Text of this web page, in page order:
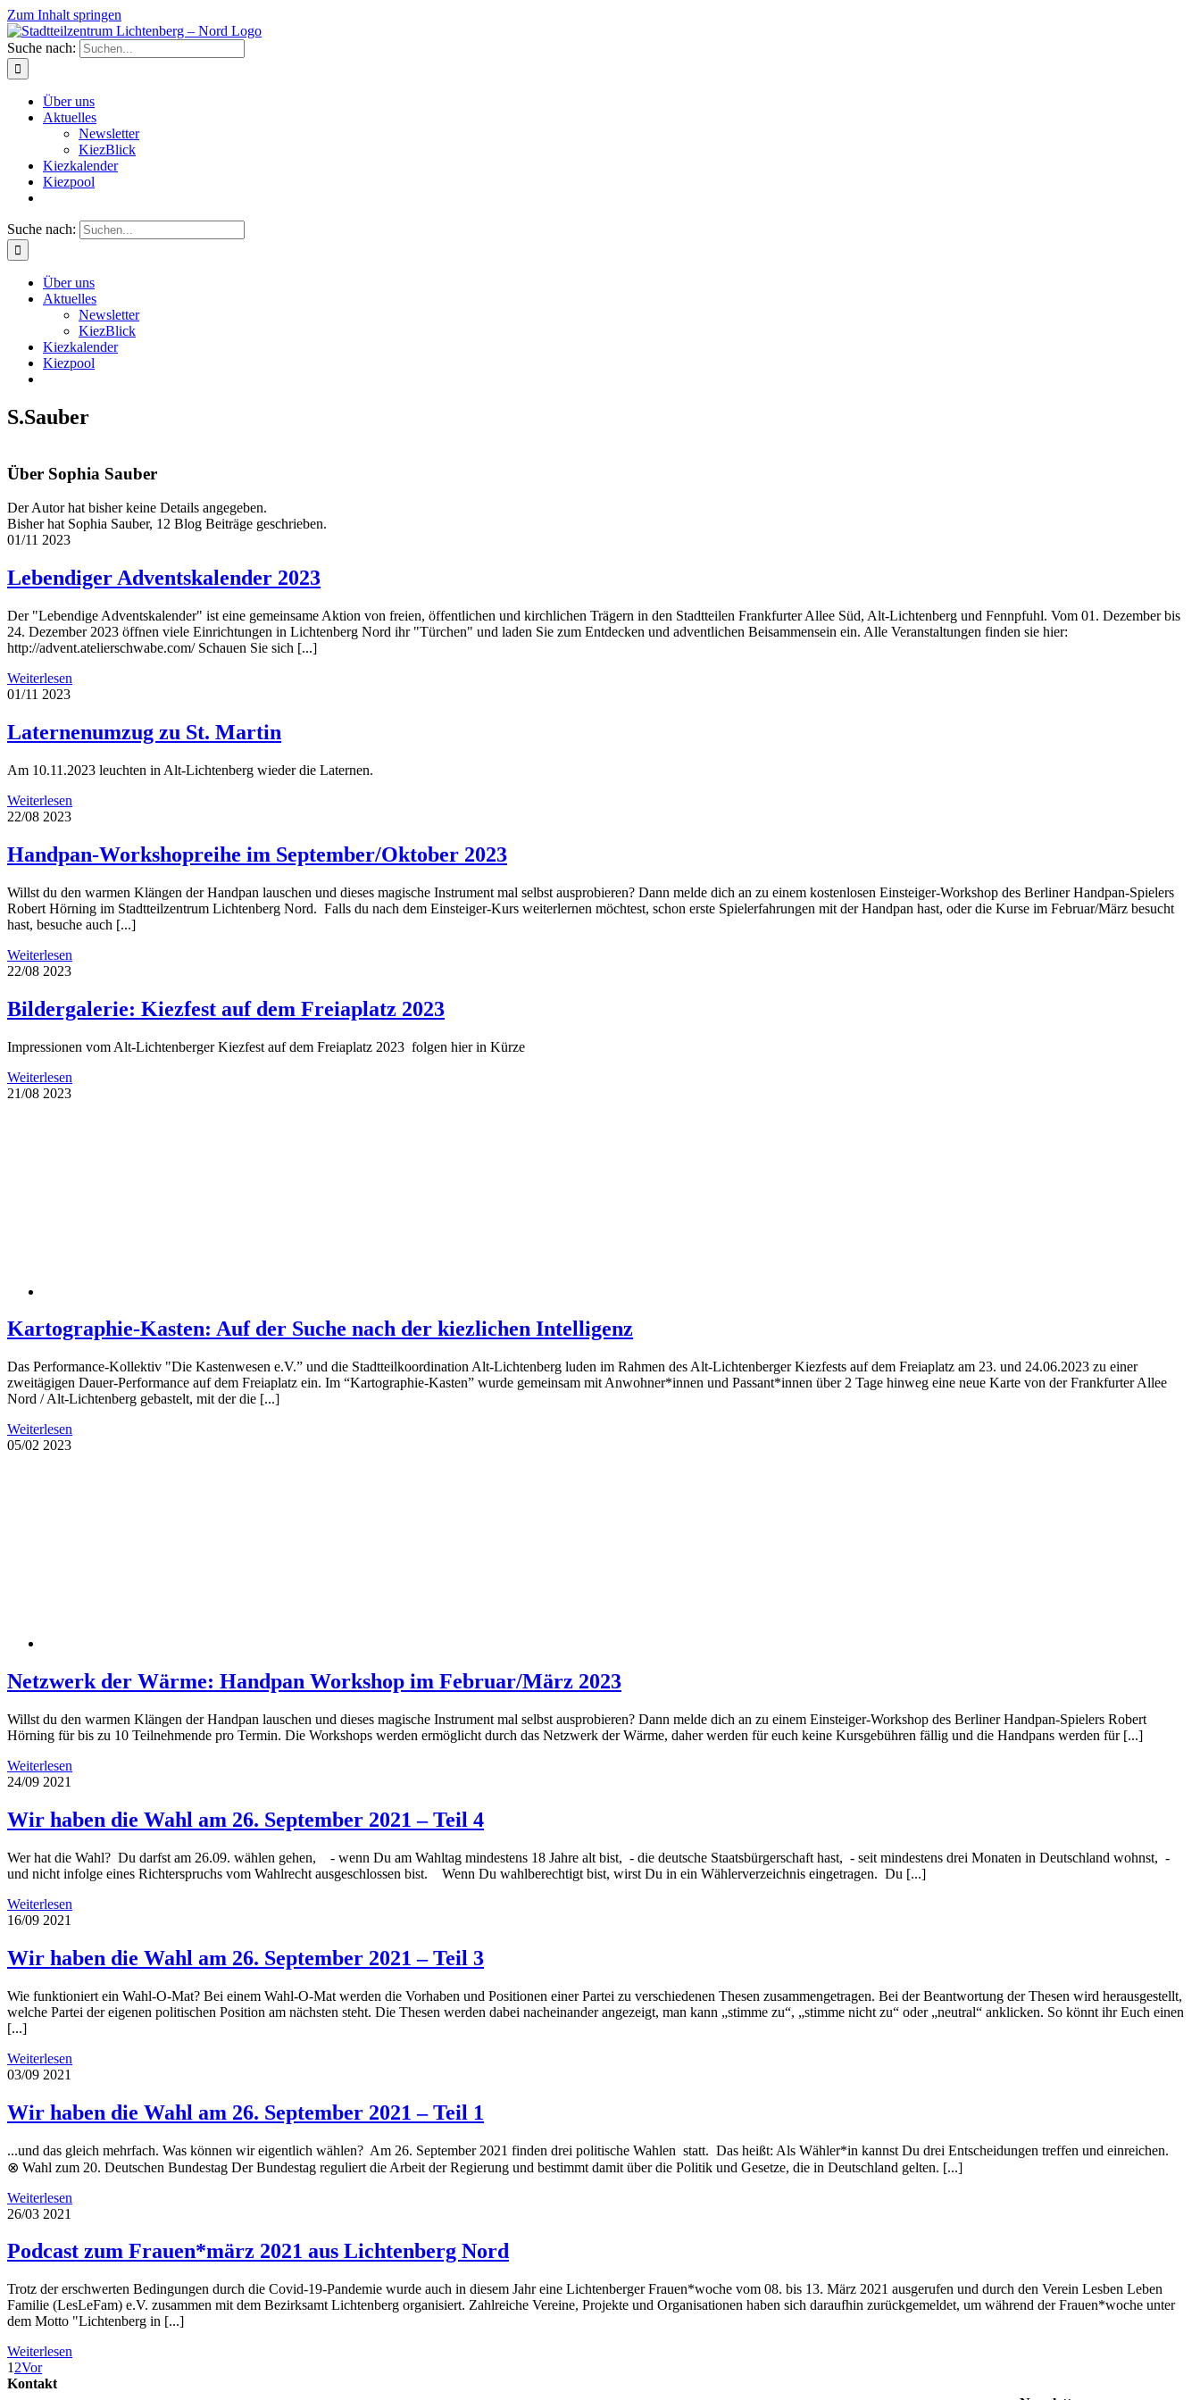
Zum Inhalt springen
Suche nach:
Über uns
Aktuelles
Newsletter
KiezBlick
Kiezkalender
Kiezpool
Suche nach:
Über uns
Aktuelles
Newsletter
KiezBlick
Kiezkalender
Kiezpool
S.Sauber
Über Sophia Sauber
Der Autor hat bisher keine Details angegeben.
Bisher hat Sophia Sauber, 12 Blog Beiträge geschrieben.
01/11 2023
Lebendiger Adventskalender 2023
Der "Lebendige Adventskalender" ist eine gemeinsame Aktion von freien, öffentlichen und kirchlichen Trägern in den Stadtteilen Frankfurter Allee Süd, Alt-Lichtenberg und Fennpfuhl. Vom 01. Dezember bis
24. Dezember 2023 öffnen viele Einrichtungen in Lichtenberg Nord ihr "Türchen" und laden Sie zum Entdecken und adventlichen Beisammensein ein. Alle Veranstaltungen finden sie hier:
http://advent.atelierschwabe.com/ Schauen Sie sich [...]
Weiterlesen
01/11 2023
Laternenumzug zu St. Martin
Am 10.11.2023 leuchten in Alt-Lichtenberg wieder die Laternen.
Weiterlesen
22/08 2023
Handpan-Workshopreihe im September/Oktober 2023
Willst du den warmen Klängen der Handpan lauschen und dieses magische Instrument mal selbst ausprobieren? Dann melde dich an zu einem kostenlosen Einsteiger-Workshop des Berliner Handpan-Spielers
Robert Hörning im Stadtteilzentrum Lichtenberg Nord. Falls du nach dem Einsteiger-Kurs weiterlernen möchtest, schon erste Spielerfahrungen mit der Handpan hast, oder die Kurse im Februar/März besucht
hast, besuche auch [...]
Weiterlesen
22/08 2023
Bildergalerie: Kiezfest auf dem Freiaplatz 2023
Impressionen vom Alt-Lichtenberger Kiezfest auf dem Freiaplatz 2023 folgen hier in Kürze
Weiterlesen
21/08 2023
Kartographie-Kasten: Auf der Suche nach der kiezlichen Intelligenz
Das Performance-Kollektiv "Die Kastenwesen e.V.” und die Stadtteilkoordination Alt-Lichtenberg luden im Rahmen des Alt-Lichtenberger Kiezfests auf dem Freiaplatz am 23. und 24.06.2023 zu einer
zweitägigen Dauer-Performance auf dem Freiaplatz ein. Im “Kartographie-Kasten” wurde gemeinsam mit Anwohner*innen und Passant*innen über 2 Tage hinweg eine neue Karte von der Frankfurter Allee
Nord / Alt-Lichtenberg gebastelt, mit der die [...]
Weiterlesen
05/02 2023
Netzwerk der Wärme: Handpan Workshop im Februar/März 2023
Willst du den warmen Klängen der Handpan lauschen und dieses magische Instrument mal selbst ausprobieren? Dann melde dich an zu einem Einsteiger-Workshop des Berliner Handpan-Spielers Robert
Hörning für bis zu 10 Teilnehmende pro Termin. Die Workshops werden ermöglicht durch das Netzwerk der Wärme, daher werden für euch keine Kursgebühren fällig und die Handpans werden für [...]
Weiterlesen
24/09 2021
Wir haben die Wahl am 26. September 2021 – Teil 4
Wer hat die Wahl? Du darfst am 26.09. wählen gehen, - wenn Du am Wahltag mindestens 18 Jahre alt bist, - die deutsche Staatsbürgerschaft hast, - seit mindestens drei Monaten in Deutschland wohnst, -
und nicht infolge eines Richterspruchs vom Wahlrecht ausgeschlossen bist. Wenn Du wahlberechtigt bist, wirst Du in ein Wählerverzeichnis eingetragen. Du [...]
Weiterlesen
16/09 2021
Wir haben die Wahl am 26. September 2021 – Teil 3
Wie funktioniert ein Wahl-O-Mat? Bei einem Wahl-O-Mat werden die Vorhaben und Positionen einer Partei zu verschiedenen Thesen zusammengetragen. Bei der Beantwortung der Thesen wird herausgestellt,
welche Partei der eigenen politischen Position am nächsten steht. Die Thesen werden dabei nacheinander angezeigt, man kann „stimme zu“, „stimme nicht zu“ oder „neutral“ anklicken. So könnt ihr Euch einen
[...]
Weiterlesen
03/09 2021
Wir haben die Wahl am 26. September 2021 – Teil 1
...und das gleich mehrfach. Was können wir eigentlich wählen? Am 26. September 2021 finden drei politische Wahlen statt. Das heißt: Als Wähler*in kannst Du drei Entscheidungen treffen und einreichen.
⊗ Wahl zum 20. Deutschen Bundestag Der Bundestag reguliert die Arbeit der Regierung und bestimmt damit über die Politik und Gesetze, die in Deutschland gelten. [...]
Weiterlesen
26/03 2021
Podcast zum Frauen*märz 2021 aus Lichtenberg Nord
Trotz der erschwerten Bedingungen durch die Covid-19-Pandemie wurde auch in diesem Jahr eine Lichtenberger Frauen*woche vom 08. bis 13. März 2021 ausgerufen und durch den Verein Lesben Leben
Familie (LesLeFam) e.V. zusammen mit dem Bezirksamt Lichtenberg organisiert. Zahlreiche Vereine, Projekte und Organisationen haben sich daraufhin zurückgemeldet, um während der Frauen*woche unter
dem Motto "Lichtenberg in [...]
Weiterlesen
1 2Vor
Kontakt